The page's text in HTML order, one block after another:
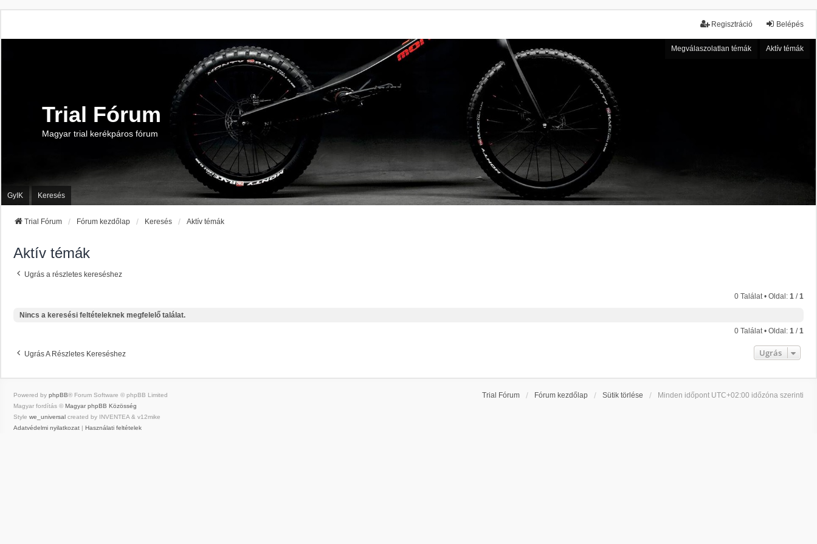
Belépés
Regisztráció
Megválaszolatlan témák Aktív témák
Trial Fórum
Magyar trial kerékpáros fórum
GyIK Keresés
Trial Fórum Fórum kezdőlap Keresés Aktív témák
Aktív témák
Ugrás a részletes kereséshez
0 Találat • Oldal: 1 /1
Nincs a keresési feltételeknek megfelelő találat.
0 Találat • Oldal: 1 /1
Ugrás A Részletes Kereséshez Ugrás
Trial Fórum Fórum kezdőlap Sütik törlése Minden időpont UTC+02:00 időzóna szerinti
Powered by phpBB® Forum Software © phpBB Limited
Magyar fordítás © Magyar phpBB Közösség
Style we_universal created by INVENTEA & v12mike
Adatvédelmi nyilatkozat
Használati feltételek